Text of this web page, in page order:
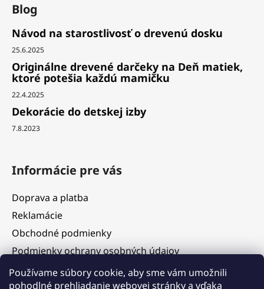
Používame súbory cookie, aby sme vám umožnili
pohodlné prehliadanie webovej stránky a vďaka
Blog
Návod na starostlivosť o drevenú dosku
25.6.2025
Originálne drevené darčeky na Deň matiek,
ktoré potešia každú mamičku
22.4.2025
Dekorácie do detskej izby
7.8.2023
Informácie pre vás
Doprava a platba
Reklamácie
Obchodné podmienky
Podmienky ochrany osobných údajov
Služby
Hodnotenie obchodu